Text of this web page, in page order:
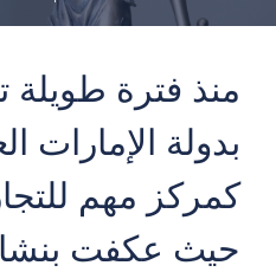
منذ فترة طويلة
بدولة الإمارات
كمركز مهم
حيث عكفت